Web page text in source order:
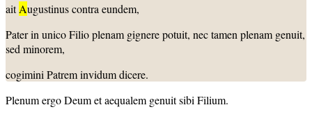
aitAugustinus contra eundem,
Pater in unico Filio plenam gignere potuit, nec tamen plenam genuit,
sed minorem,
cogimini Patrem invidum dicere.
Plenum ergo Deum et aequalem genuit sibi Filium.